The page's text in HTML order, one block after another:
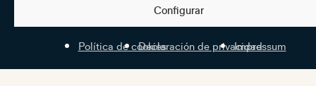
Configurar
Política de cookiesDeclaración de privacidad
Impressum